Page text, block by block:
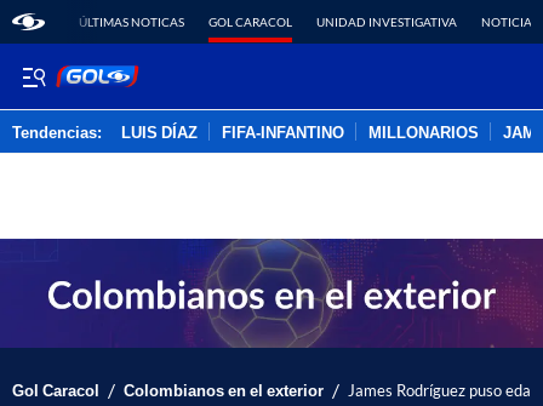
ÚLTIMAS NOTICAS GOL CARACOL UNIDAD INVESTIGATIVA NOTICIAS
Tendencias: LUIS DÍAZ FIFA-INFANTINO MILLONARIOS
Gol Caracol / Colombianos en el exterior / James Rodríguez puso